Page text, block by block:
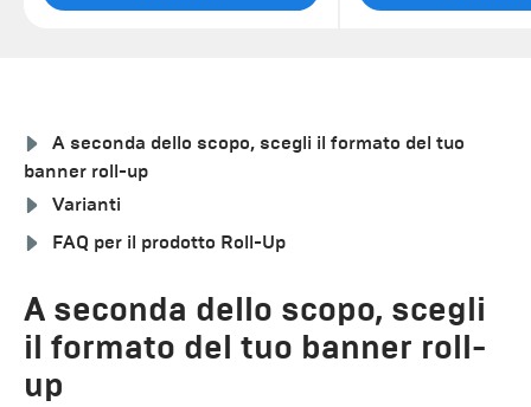
A seconda dello scopo, scegli il formato del tuo
banner roll-up
Varianti
FAQ per il prodotto Roll-Up
A seconda dello scopo, scegli
il formato del tuo banner roll-
up